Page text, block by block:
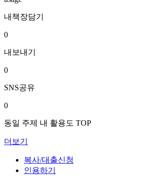
내책장담기
0
내보내기
0
SNS공유
0
동일 주제 내 활용도 TOP
더보기
복사/대출신청
인용하기